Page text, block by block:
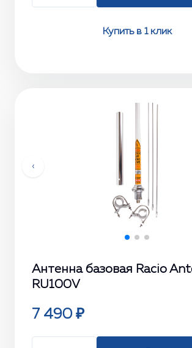
Купить в 1 клик
‹
Антенна базовая Racio
RU100V
7 490 ₽